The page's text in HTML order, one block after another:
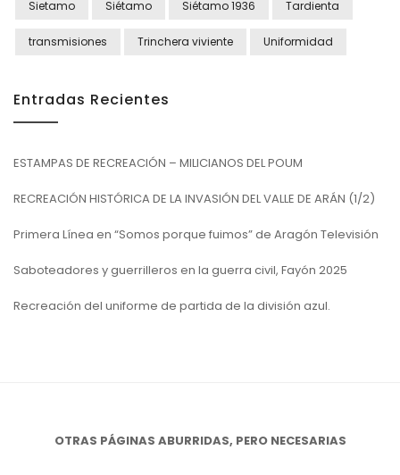
Sietamo Siétamo Siétamo 1936 Tardienta
transmisiones Trinchera viviente Uniformidad
Entradas Recientes
ESTAMPAS DE RECREACIÓN – MILICIANOS DEL POUM
RECREACIÓN HISTÓRICA DE LA INVASIÓN DEL VALLE DE ARÁN (1/2)
Primera Línea en “Somos porque fuimos” de Aragón Televisión
Saboteadores y guerrilleros en la guerra civil, Fayón 2025
Recreación del uniforme de partida de la división azul.
OTRAS PÁGINAS ABURRIDAS, PERO NECESARIAS